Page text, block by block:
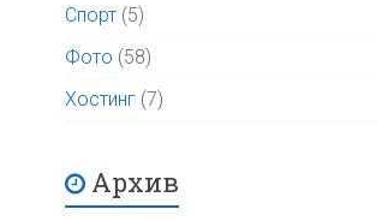
Спорт (5)
Фото (58)
Хостинг (7)
Архив